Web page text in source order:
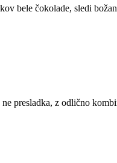
bele čokolade, sledi
presladka, z odlično